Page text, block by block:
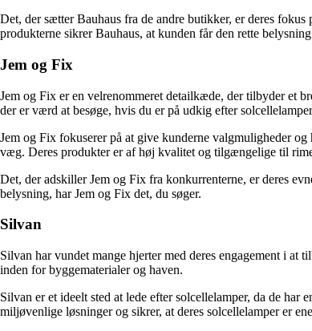
Det, der sætter Bauhaus fra de andre butikker, er deres
produkterne sikrer Bauhaus, at kunden får den rette
Jem og Fix
Jem og Fix er en velrenommeret detailkæde, der tilbyder et
der er værd at besøge, hvis du er på udkig efter
Jem og Fix fokuserer på at give kunderne valgmuligheder
væg. Deres produkter er af høj kvalitet og tilgængelige til
Det, der adskiller Jem og Fix fra konkurrenterne, er deres
belysning, har Jem og Fix det, du søger.
Silvan
Silvan har vundet mange hjerter med deres engagement i
inden for byggematerialer og haven.
Silvan er et ideelt sted at lede efter solcellelamper, da de
miljøvenlige løsninger og sikrer, at deres solcellelamper er